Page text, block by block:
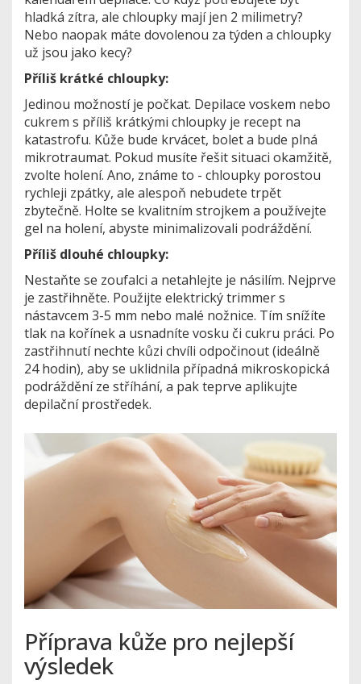
hladká zítra, ale chloupky mají jen 2 milimetry?
Nebo naopak máte dovolenou za týden a chloupky
už jsou jako kecy?
Příliš krátké chloupky:
Jedinou možností je počkat. Depilace voskem nebo
cukrem s příliš krátkými chloupky je recept na
katastrofu. Kůže bude krvácet, bolet a bude plná
mikrotraumat. Pokud musíte řešit situaci okamžitě,
zvolte holení. Ano, známe to - chloupky porostou
rychleji zpátky, ale alespoň nebudete trpět
zbytečně. Holte se kvalitním strojkem a používejte
gel na holení, abyste minimalizovali podráždění.
Příliš dlouhé chloupky:
Nestaňte se zoufalci a netahlejte je násilím. Nejprve
je zastřihněte. Použijte elektrický trimmer s
nástavcem 3-5 mm nebo malé nožnice. Tím snížíte
tlak na kořínek a usnadníte vosku či cukru práci. Po
zastřihnutí nechte kůzi chvíli odpočinout (ideálně
24 hodin), aby se uklidnila případná mikroskopická
podráždění ze stříhání, a pak teprve aplikujte
depilační prostředek.
Příprava kůže pro nejlepší
výsledek